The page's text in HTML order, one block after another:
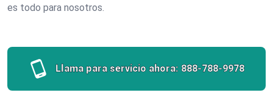
es todo para nosotros.
Llama para servicio ahora: 888-788-9978